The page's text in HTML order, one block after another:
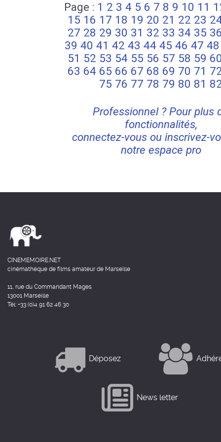
Page : 1 2 3 4 5 6 7 8 9 10 11
15 16 17 18 19 20 21 22 23
27 28 29 30 31 32 33 34 35
39 40 41 42 43 44 45 46 47 48
51 52 53 54 55 56 57 58 59
63 64 65 66 67 68 69 70 71
75 76 77 78 79 80 81
Professionnel ? Pour plus
fonctionnalités,
connectez-vous ou inscrivez-
notre espace pro
CINEMEMOIRE.NET
cinémathèque de films amateur de Marseille
11, rue du Commandant Mages
13001 Marseille
Tél: +33 (0)4 91 62 46 30
Déposez
News letter